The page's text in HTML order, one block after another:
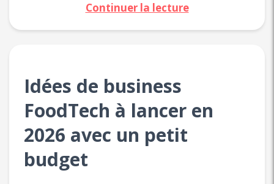
Continuer la lecture
Idées de business
FoodTech à lancer en
2026 avec un petit
budget